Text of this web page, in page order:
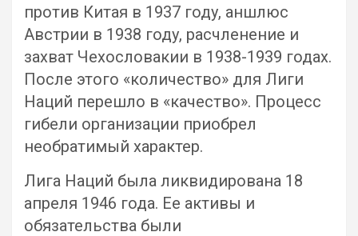
против Китая в 1937 году, аншлюс
Австрии в 1938 году, расчленение и
захват Чехословакии в 1938-1939 годах.
После этого «количество» для Лиги
Наций перешло в «качество». Процесс
гибели организации приобрел
необратимый характер.
Лига Наций была ликвидирована 18
апреля 1946 года. Ее активы и
обязательства были